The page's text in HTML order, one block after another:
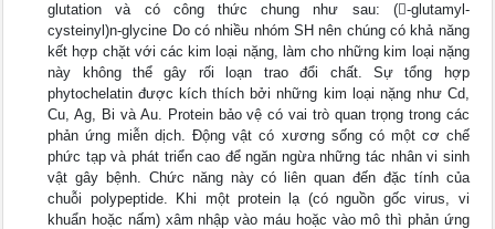
glutation và có công thức chung như sau: (-glutamyl-
cysteinyl)n-glycine Do có nhiều nhóm SH nên chúng có khả năng
kết hợp chặt với các kim loại nặng, làm cho những kim loại nặng
này không thể gây rối loạn trao đổi chất. Sự tổng hợp
phytochelatin được kích thích bởi những kim loại nặng như Cd,
Cu, Ag, Bi và Au. Protein bảo vệ có vai trò quan trọng trong các
phản ứng miễn dịch. Động vật có xương sống có một cơ chế
phức tạp và phát triển cao để ngăn ngừa những tác nhân vi sinh
vật gây bệnh. Chức năng này có liên quan đến đặc tính của
chuỗi polypeptide. Khi một protein lạ (có nguồn gốc virus, vi
khuẩn hoặc nấm) xâm nhập vào máu hoặc vào mô thì phản ứng